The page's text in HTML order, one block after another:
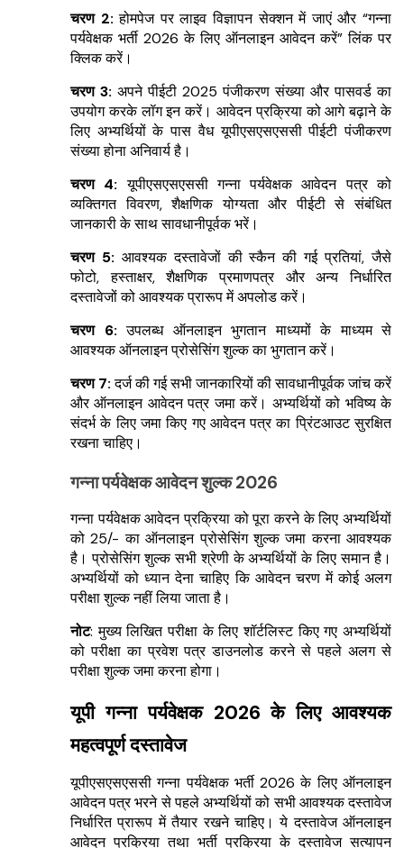
चरण 2:होमपेज पर लाइव विज्ञापन सेक्शन में जाएं और “गन्ना
पर्यवेक्षक भर्ती 2026 के लिए ऑनलाइन आवेदन करें” लिंक पर
क्लिक करें।
चरण 3: अपने पीईटी 2025 पंजीकरण संख्या और पासवर्ड का
उपयोग करके लॉग इन करें। आवेदन प्रक्रिया को आगे बढ़ाने के
लिए अभ्यर्थियों के पास वैध यूपीएसएसएससी पीईटी पंजीकरण
संख्या होना अनिवार्य है।
चरण 4: यूपीएसएसएससी गन्ना पर्यवेक्षक आवेदन पत्र को
व्यक्तिगत विवरण, शैक्षणिक योग्यता और पीईटी से संबंधित
जानकारी के साथ सावधानीपूर्वक भरें।
चरण 5: आवश्यक दस्तावेजों की स्कैन की गई प्रतियां, जैसे
फोटो, हस्ताक्षर, शैक्षणिक प्रमाणपत्र और अन्य निर्धारित
दस्तावेजों को आवश्यक प्रारूप में अपलोड करें।
चरण 6: उपलब्ध ऑनलाइन भुगतान माध्यमों के माध्यम से
आवश्यक ऑनलाइन प्रोसेसिंग शुल्क का भुगतान करें।
चरण 7:दर्ज की गई सभी जानकारियों की सावधानीपूर्वक जांच करें
और ऑनलाइन आवेदन पत्र जमा करें। अभ्यर्थियों को भविष्य के
संदर्भ के लिए जमा किए गए आवेदन पत्र का प्रिंटआउट सुरक्षित
रखना चाहिए।
गन्ना पर्यवेक्षक आवेदन शुल्क 2026
गन्ना पर्यवेक्षक आवेदन प्रक्रिया को पूरा करने के लिए अभ्यर्थियों
को ₹25/- का ऑनलाइन प्रोसेसिंग शुल्क जमा करना आवश्यक
है। प्रोसेसिंग शुल्क सभी श्रेणी के अभ्यर्थियों के लिए समान है।
अभ्यर्थियों को ध्यान देना चाहिए कि आवेदन चरण में कोई अलग
परीक्षा शुल्क नहीं लिया जाता है।
नोट: मुख्य लिखित परीक्षा के लिए शॉर्टलिस्ट किए गए अभ्यर्थियों
को परीक्षा का प्रवेश पत्र डाउनलोड करने से पहले अलग से
परीक्षा शुल्क जमा करना होगा।
यूपी गन्ना पर्यवेक्षक 2026 के लिए आवश्यक
महत्वपूर्ण दस्तावेज
यूपीएसएसएससी गन्ना पर्यवेक्षक भर्ती 2026 के लिए ऑनलाइन
आवेदन पत्र भरने से पहले अभ्यर्थियों को सभी आवश्यक दस्तावेज
निर्धारित प्रारूप में तैयार रखने चाहिए। ये दस्तावेज ऑनलाइन
आवेदन प्रक्रिया तथा भर्ती प्रक्रिया के दस्तावेज सत्यापन